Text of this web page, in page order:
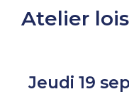
Atelier
Jeudi 19